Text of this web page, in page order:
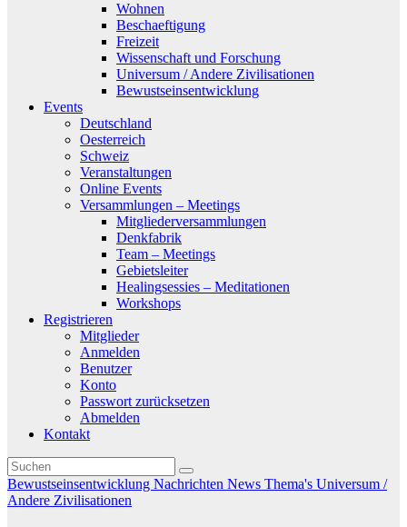
Wohnen
Beschaeftigung
Freizeit
Wissenschaft und Forschung
Universum / Andere Zivilisationen
Bewustseinsentwicklung
Events
Deutschland
Oesterreich
Schweiz
Veranstaltungen
Online Events
Versammlungen – Meetings
Mitgliederversammlungen
Denkfabrik
Team – Meetings
Gebietsleiter
Healingsessies – Meditationen
Workshops
Registrieren
Mitglieder
Anmelden
Benutzer
Konto
Passwort zurücksetzen
Abmelden
Kontakt
Bewustseinsentwicklung Nachrichten News Thema's Universum /
Andere Zivilisationen